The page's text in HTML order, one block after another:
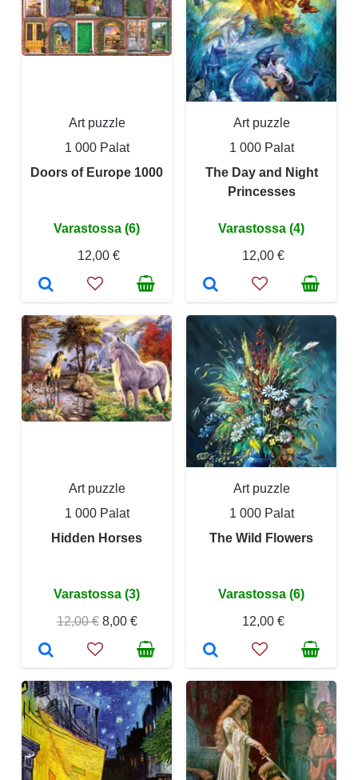
Art puzzle
1 000 Palat
Doors of Europe 1000
Varastossa (6)
12,00 €
Art puzzle
1 000 Palat
The Day and Night
Princesses
Varastossa (4)
12,00 €
Art puzzle
1 000 Palat
Hidden Horses
Varastossa (3)
12,00 € 8,00 €
Art puzzle
1 000 Palat
The Wild Flowers
Varastossa (6)
12,00 €